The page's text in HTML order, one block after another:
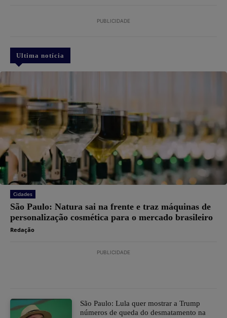
PUBLICIDADE
Ultima notícia
Cidades
São Paulo: Natura sai na frente e traz máquinas de
personalização cosmética para o mercado brasileiro
Redação
PUBLICIDADE
São Paulo: Lula quer mostrar a Trump
números de queda do desmatamento na